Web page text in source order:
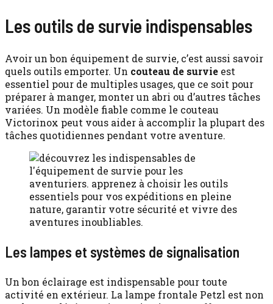
Les outils de survie indispensables
Avoir un bon équipement de survie, c’est aussi savoir
quels outils emporter. Un couteau de survie est
essentiel pour de multiples usages, que ce soit pour
préparer à manger, monter un abri ou d’autres tâches
variées. Un modèle fiable comme le couteau
Victorinox peut vous aider à accomplir la plupart des
tâches quotidiennes pendant votre aventure.
Les lampes et systèmes de signalisation
Un bon éclairage est indispensable pour toute
activité en extérieur. La lampe frontale Petzl est non